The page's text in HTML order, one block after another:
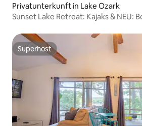
Privatunterkunft in Lake Ozark
Sunset Lake Retreat: Kajaks & NEU:
Superhost
Superhost